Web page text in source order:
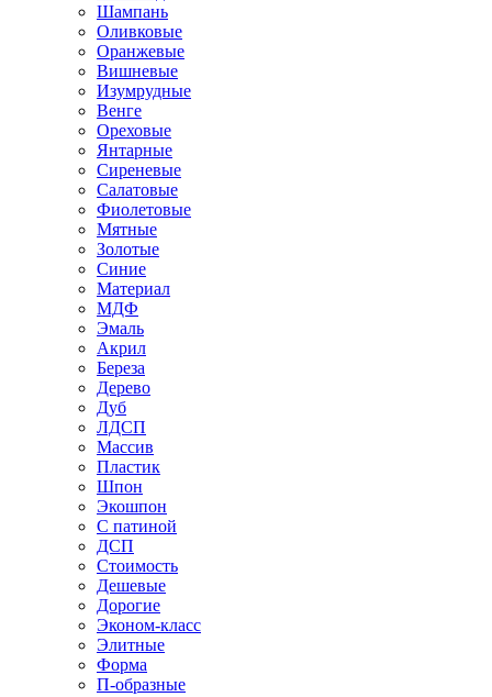
Шампань
Оливковые
Оранжевые
Вишневые
Изумрудные
Венге
Ореховые
Янтарные
Сиреневые
Салатовые
Фиолетовые
Мятные
Золотые
Синие
Материал
МДФ
Эмаль
Акрил
Береза
Дерево
Дуб
ЛДСП
Массив
Пластик
Шпон
Экошпон
С патиной
ДСП
Стоимость
Дешевые
Дорогие
Эконом-класс
Элитные
Форма
П-образные